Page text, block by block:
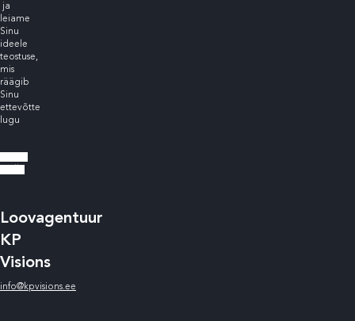
ja
leiame
Sinu
ideele
teostuse,
mis
räägib
Sinu
ettevõtte
lugu​
Loovagentuur
KP
Visions
info@kpvisions.ee